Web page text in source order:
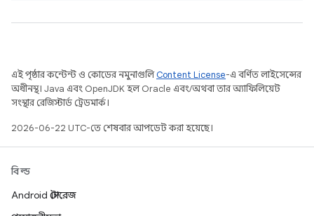
এই পৃষ্ঠার কন্টেন্ট ও কোডের নমুনাগুলিContent License-এ বর্ণিত লাইসেন্সের
অধীনস্থ। Java এবং OpenJDK হল Oracle এবং/অথবা তার অ্যাফিলিয়েট
সংস্থার রেজিস্টার্ড ট্রেডমার্ক।
2026-06-22 UTC-তে শেষবার আপডেট করা হয়েছে।
বিল্ড
Android স্টোরেজ